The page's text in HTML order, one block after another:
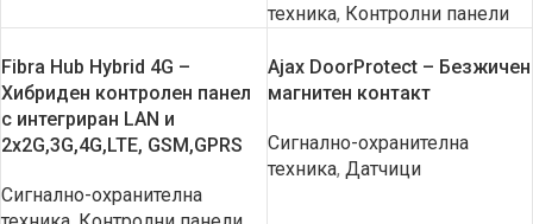
техника, Контролни панели
Fibra Hub Hybrid 4G –
Хибриден контролен панел
с интегриран LAN и
2х2G,3G,4G,LTE, GSM,GPRS
Сигнално-охранителна
Ajax DoorProtect – Безжичен
магнитен контакт
Сигнално-охранителна
техника, Датчици